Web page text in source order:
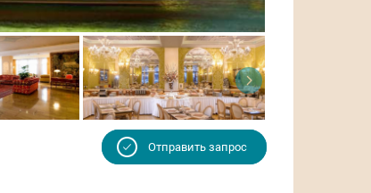
Отправить запрос